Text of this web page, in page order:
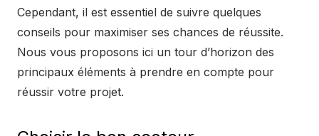
Cependant, il est essentiel de suivre quelques
conseils pour maximiser ses chances de réussite.
Nous vous proposons ici un tour d’horizon des
principaux éléments à prendre en compte pour
réussir votre projet.